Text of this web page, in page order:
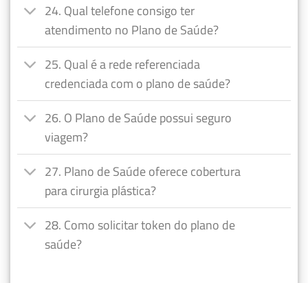
24. Qual telefone consigo ter
atendimento no Plano de Saúde?
25. Qual é a rede referenciada
credenciada com o plano de saúde?
26. O Plano de Saúde possui seguro
viagem?
27. Plano de Saúde oferece cobertura
para cirurgia plástica?
28. Como solicitar token do plano de
saúde?